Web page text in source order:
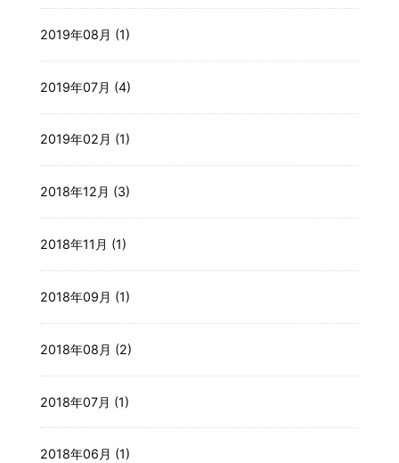
2019年08月 (1)
2019年07月 (4)
2019年02月 (1)
2018年12月 (3)
2018年11月 (1)
2018年09月 (1)
2018年08月 (2)
2018年07月 (1)
2018年06月 (1)